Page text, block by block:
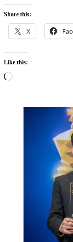
Share this:
X
Like this:
Loading…